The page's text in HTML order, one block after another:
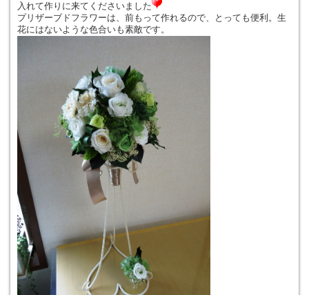
入れて作りに来てくださいました
プリザーブドフラワーは、前もって作れるので、とっても便利。生
花にはないような色合いも素敵です。